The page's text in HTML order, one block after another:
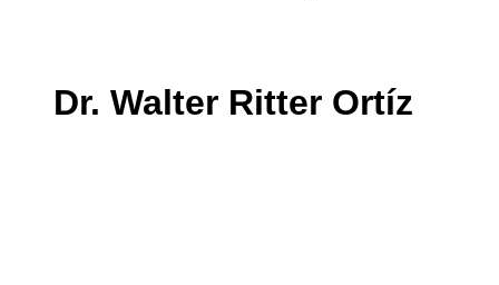
Dr. Walter Ritter Ortíz